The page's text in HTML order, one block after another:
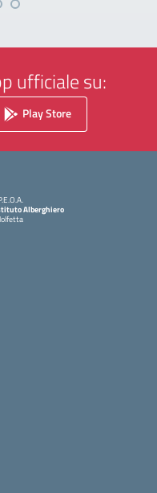
ufficiale su:
Play Store
Alberghiero